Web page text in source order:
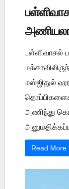
பள்ளிவாசல்
மஸ்ஜிதுல்
அணிந்து
Read More